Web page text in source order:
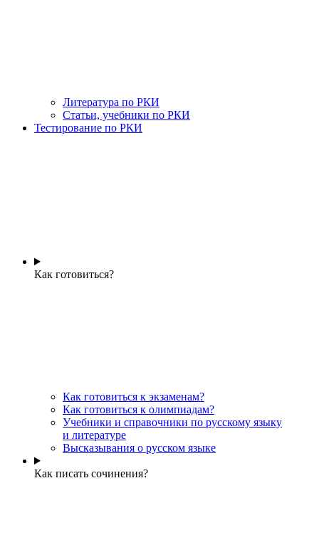
Литература по РКИ
Статьи, учебники по РКИ
Тестирование по РКИ
Как готовиться?
Как готовиться к экзаменам?
Как готовиться к олимпиадам?
Учебники и справочники по русскому языку
и литературе
Высказывания о русском языке
Как писать сочинения?